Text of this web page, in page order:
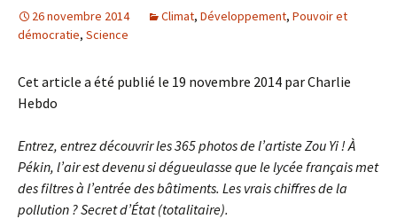
26 novembre 2014 Climat, Développement, Pouvoir et
démocratie, Science
Cet article a été publié le 19 novembre 2014 par Charlie
Hebdo
Entrez, entrez découvrir les 365 photos de l’artiste Zou Yi ! À
Pékin, l’air est devenu si dégueulasse que le lycée français met
des filtres à l’entrée des bâtiments. Les vrais chiffres de la
pollution ? Secret d’État (totalitaire).